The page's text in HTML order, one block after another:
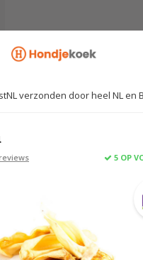
verzonden door heel NL en
5 OP